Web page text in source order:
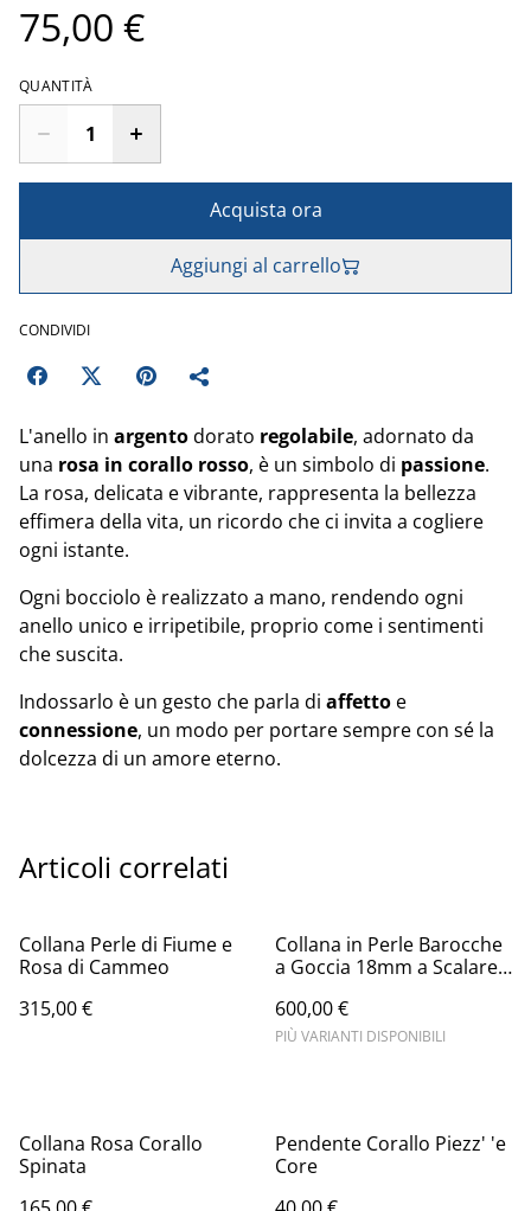
75,00 €
QUANTITÀ
Acquista ora
Aggiungi al carrello
CONDIVIDI
L'anello in argentodorato regolabile, adornato da
una rosa in corallo rosso, è un simbolo di passione.
La rosa, delicata e vibrante, rappresenta la bellezza
effimera della vita, un ricordo che ci invita a cogliere
ogni istante.
Ogni bocciolo è realizzato a mano, rendendo ogni
anello unico e irripetibile, proprio come i sentimenti
che suscita.
Indossarlo è un gesto che parla di affetto e
connessione, un modo per portare sempre con sé la
dolcezza di un amore eterno.
Articoli correlati
Collana Perle di Fiume e
Rosa di Cammeo
315,00 €
Collana in Perle Barocche
a Goccia 18mm a Scalare –
Waves
600,00 €
PIÙ VARIANTI DISPONIBILI
Collana Rosa Corallo
Spinata
Pendente Corallo Piezz' 'e
Core